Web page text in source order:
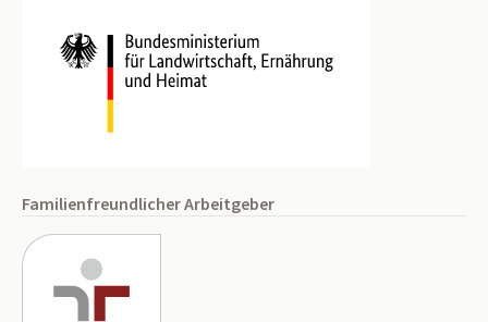
Familienfreundlicher Arbeitgeber